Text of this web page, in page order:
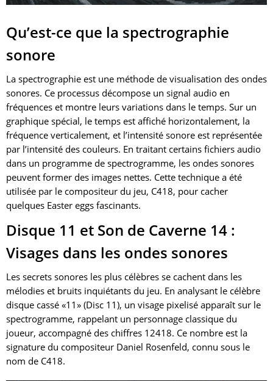
Qu’est-ce que la spectrographie
sonore
La spectrographie est une méthode de visualisation des ondes
sonores. Ce processus décompose un signal audio en
fréquences et montre leurs variations dans le temps. Sur un
graphique spécial, le temps est affiché horizontalement, la
fréquence verticalement, et l’intensité sonore est représentée
par l’intensité des couleurs. En traitant certains fichiers audio
dans un programme de spectrogramme, les ondes sonores
peuvent former des images nettes. Cette technique a été
utilisée par le compositeur du jeu, C418, pour cacher
quelques Easter eggs fascinants.
Disque 11 et Son de Caverne 14 :
Visages dans les ondes sonores
Les secrets sonores les plus célèbres se cachent dans les
mélodies et bruits inquiétants du jeu. En analysant le célèbre
disque cassé «11» (Disc 11), un visage pixelisé apparaît sur le
spectrogramme, rappelant un personnage classique du
joueur, accompagné des chiffres 12418. Ce nombre est la
signature du compositeur Daniel Rosenfeld, connu sous le
nom de C418.